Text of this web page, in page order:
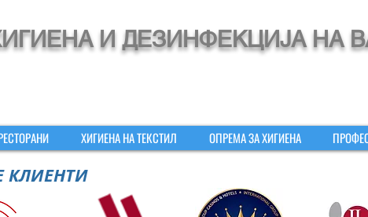
И ДЕЗИНФЕКЦИЈА НА
ХИГИЕНА НА ТЕКСТИЛ ОПРЕМА ЗА ХИГИЕНА
КЛИЕНТИ